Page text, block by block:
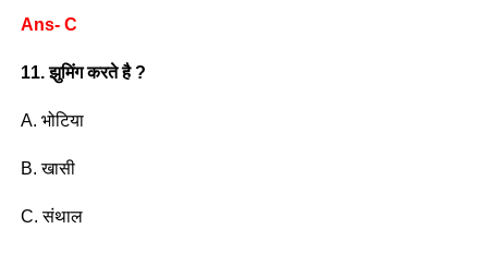
Ans- C
11. झुमिंग करते है ?
A. भोटिया
B. खासी
C. संथाल